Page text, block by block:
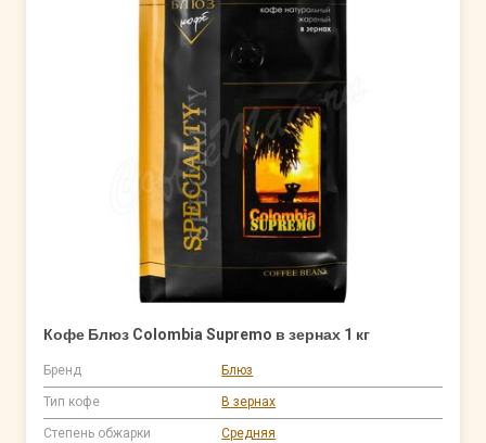
Кофе Блюз Colombia Supremo в зернах 1 кг
Бренд Блюз
Тип кофе В зернах
Степень обжарки Средняя